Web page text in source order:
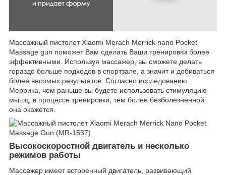
Массажный пистолет Xiaomi Merach Merrick nano Pocket
Massage gun поможет Вам сделать Ваши тренировки более
эффективными. Используя массажер, вы сможете делать
гораздо больше подходов в спортзале, а значит и добиваться
более весомых результатов. Согласно исследованию
Меррика, чем раньше вы будете использовать стимуляцию
мышц, в процессе тренировки, тем более безболезненной
она окажется.
Высокоскоростной двигатель и несколько
режимов работы
Массажер имеет встроенный двигатель, развивающий